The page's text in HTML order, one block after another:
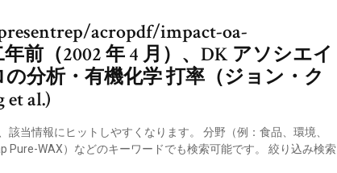
acropdf/impact-oa-
前（2002 年 4 月）、DK アソシエイ
分析・有機化学 打率（ジョン・ク
al.)
当情報にヒットしやすくなります。 分野（例：食品、環境、
Pure-WAX）などのキーワードでも検索可能です。 絞り込み検索